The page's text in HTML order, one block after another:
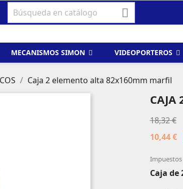

MECANISMOS SIMON VIDEOPORTEROS
Caja 2 elemento alta 82x160mm marfil
CAJA
18,32 €
10,44 €
Caja